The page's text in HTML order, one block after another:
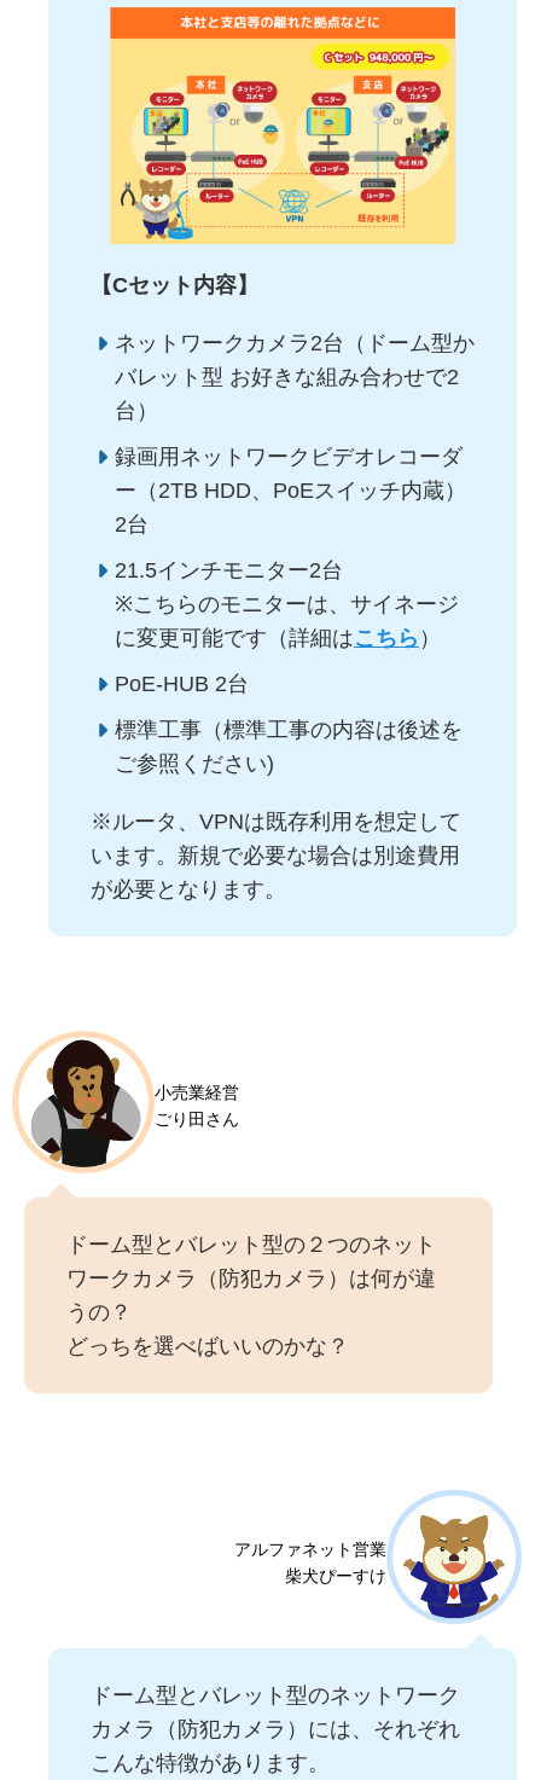
【Cセット内容】
ネットワークカメラ2台（ドーム型か
バレット型 お好きな組み合わせで2
台）
録画用ネットワークビデオレコーダ
ー（2TB HDD、PoEスイッチ内蔵）
2台
21.5インチモニター2台
※こちらのモニターは、サイネージ
に変更可能です（詳細はこちら ）
PoE-HUB 2台
標準工事（標準工事の内容は後述を
ご参照ください)
※ルータ、VPNは既存利用を想定して
います。新規で必要な場合は別途費用
が必要となります。
小売業経営
ごり田さん
ドーム型とバレット型の２つのネット
ワークカメラ（防犯カメラ）は何が違
うの？
どっちを選べばいいのかな？
アルファネット営業
柴犬ぴーすけ
ドーム型とバレット型のネットワーク
カメラ（防犯カメラ）には、それぞれ
こんな特徴があります。